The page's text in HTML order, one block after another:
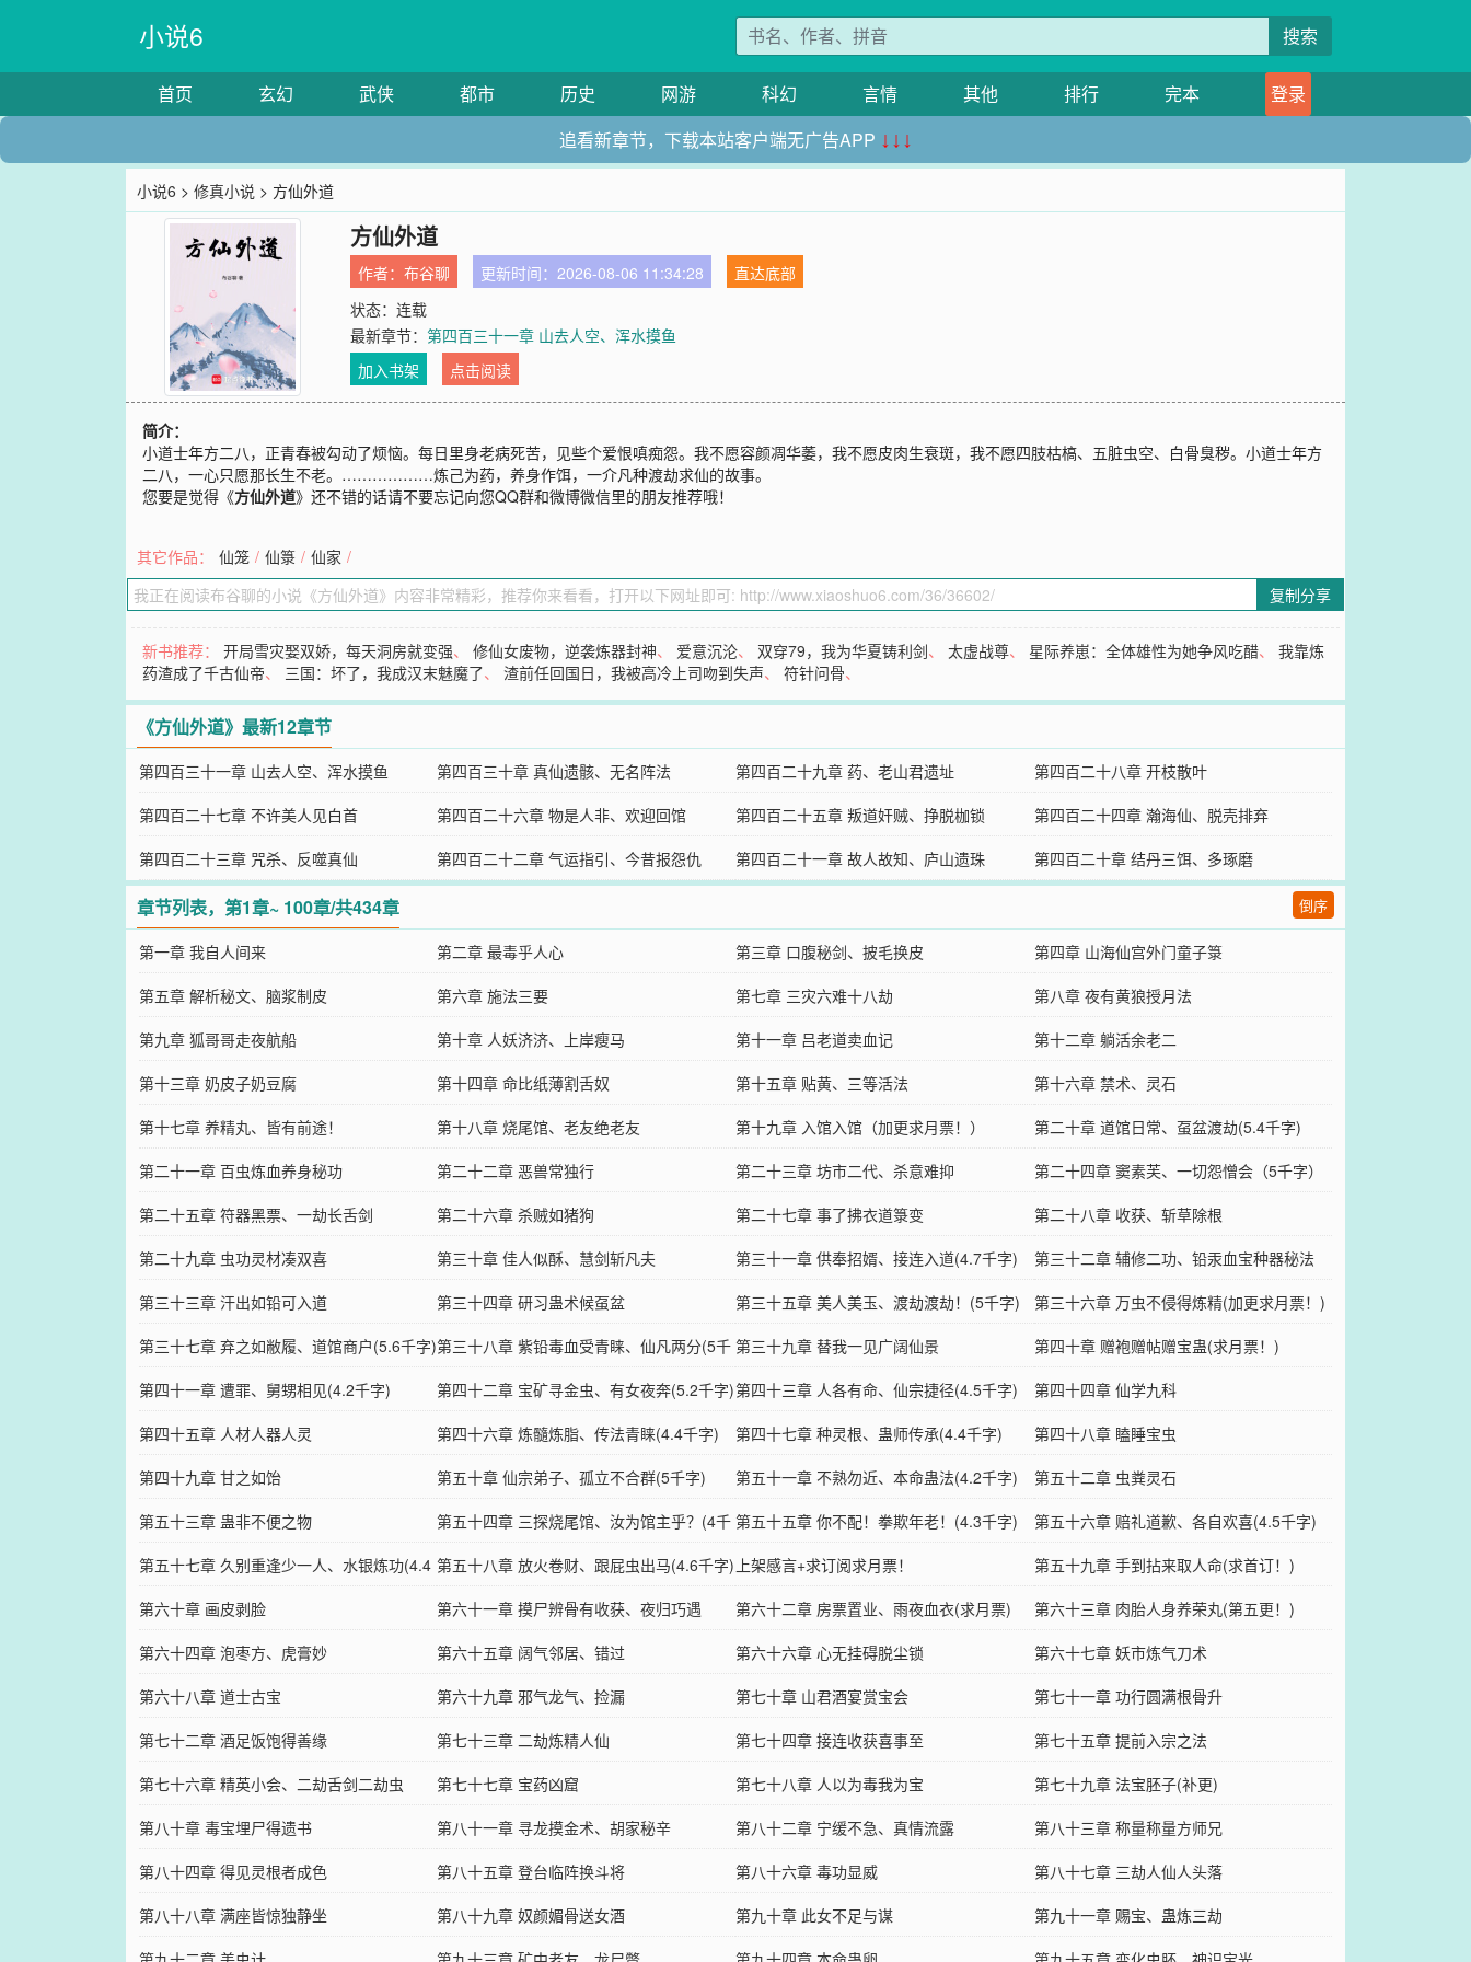
小说6 搜索
首页 玄幻 武侠 都市 历史 网游 科幻 言情 其他 排行 完本
登录
追看新章节，下载本站客户端无广告APP ↓↓↓
小说6 >修真小说 > 方仙外道
方仙外道
作者：布谷聊 更新时间：2026-08-06 11:34:28
直达底部
状态：连载
最新章节：第四百三十一章 山去人空、浑水摸鱼
加入书架
点击阅读
简介：
小道士年方二八，正青春被勾动了烦恼。每日里身老病死苦，见些个爱恨嗔痴怨。我不愿容颜凋华萎，我不愿皮肉生衰斑，我不愿四肢枯槁、五脏虫空、白骨臭秽。小道士年方
二八，一心只愿那长生不老。………………炼己为药，养身作饵，一介凡种渡劫求仙的故事。
您要是觉得《方仙外道》还不错的话请不要忘记向您QQ群和微博微信里的朋友推荐哦！
其它作品： 仙笼 / 仙箓 / 仙家 /
复制分享
新书推荐：开局雪灾娶双娇，每天洞房就变强、修仙女废物，逆袭炼器封神、 爱意沉沦、 双穿79，我为华夏铸利剑、太虚战尊、 星际养崽：全体雄性为她争风吃醋、我靠炼
药渣成了千古仙帝、 三国：坏了，我成汉末魅魔了、渣前任回国日，我被高冷上司吻到失声、符针问骨、
《方仙外道》最新12章节
第四百三十一章 山去人空、浑水摸鱼 第四百三十章 真仙遗骸、无名阵法 第四百二十九章 药、老山君遗址
第四百二十八章 开枝散叶
第四百二十七章 不许美人见白首
第四百二十六章 物是人非、欢迎回馆 第四百二十五章 叛道奸贼、挣脱枷锁
第四百二十四章 瀚海仙、脱壳排弃
第四百二十三章 咒杀、反噬真仙
第四百二十二章 气运指引、今昔报怨仇 第四百二十一章 故人故知、庐山遗珠 第四百二十章 结丹三饵、多琢磨
章节列表，第1章~ 100章/共434章 倒序
第一章 我自人间来 第二章 最毒乎人心 第三章 口腹秘剑、披毛换皮
第四章 山海仙宫外门童子箓
第五章 解析秘文、脑浆制皮
第六章 施法三要 第七章 三灾六难十八劫
第八章 夜有黄狼授月法
第九章 狐哥哥走夜航船
第十章 人妖济济、上岸瘦马 第十一章 吕老道卖血记
第十二章 躺活余老二
第十三章 奶皮子奶豆腐
第十四章 命比纸薄割舌奴 第十五章 贴黄、三等活法
第十六章 禁术、灵石
第十七章 养精丸、皆有前途！
第十八章 烧尾馆、老友绝老友 第十九章 入馆入馆（加更求月票！）
第二十章 道馆日常、虿盆渡劫(5.4千字)
第二十一章 百虫炼血养身秘功
第二十二章 恶兽常独行 第二十三章 坊市二代、杀意难抑
第二十四章 窦素芙、一切怨憎会（5千字）
第二十五章 符器黑票、一劫长舌剑
第二十六章 杀贼如猪狗 第二十七章 事了拂衣道箓变
第二十八章 收获、斩草除根
第二十九章 虫功灵材凑双喜
第三十章 佳人似酥、慧剑斩凡夫 第三十一章 供奉招婿、接连入道(4.7千字)
第三十二章 辅修二功、铅汞血宝种器秘法
(5.2千字)
第三十三章 汗出如铅可入道 第三十四章 研习蛊术候虿盆 第三十五章 美人美玉、渡劫渡劫！(5千字)
第三十六章 万虫不侵得炼精(加更求月票！)
第三十七章 弃之如敝履、道馆商户(5.6千字)第三十八章 紫铅毒血受青睐、仙凡两分(5千
字)
第三十九章 替我一见广阔仙景
第四十章 赠袍赠帖赠宝蛊(求月票！)
第四十一章 遭罪、舅甥相见(4.2千字)
第四十二章 宝矿寻金虫、有女夜奔(5.2千字)第四十三章 人各有命、仙宗捷径(4.5千字)
第四十四章 仙学九科
第四十五章 人材人器人灵
第四十六章 炼髓炼脂、传法青睐(4.4千字) 第四十七章 种灵根、蛊师传承(4.4千字)
第四十八章 瞌睡宝虫
第四十九章 甘之如饴
第五十章 仙宗弟子、孤立不合群(5千字) 第五十一章 不熟勿近、本命蛊法(4.2千字)
第五十二章 虫粪灵石
第五十三章 蛊非不便之物
第五十四章 三探烧尾馆、汝为馆主乎？(4千
字)
第五十五章 你不配！拳欺年老！(4.3千字)
第五十六章 赔礼道歉、各自欢喜(4.5千字)
第五十七章 久别重逢少一人、水银炼功(4.4
千字)
第五十八章 放火卷财、跟屁虫出马(4.6千字) 上架感言+求订阅求月票！
第五十九章 手到拈来取人命(求首订！)
第六十章 画皮剥脸
第六十一章 摸尸辨骨有收获、夜归巧遇 第六十二章 房票置业、雨夜血衣(求月票)
第六十三章 肉胎人身养荣丸(第五更！)
第六十四章 泡枣方、虎膏妙
第六十五章 阔气邻居、错过 第六十六章 心无挂碍脱尘锁
第六十七章 妖市炼气刀术
第六十八章 道士古宝
第六十九章 邪气龙气、捡漏 第七十章 山君酒宴赏宝会
第七十一章 功行圆满根骨升
第七十二章 酒足饭饱得善缘
第七十三章 二劫炼精人仙 第七十四章 接连收获喜事至
第七十五章 提前入宗之法
第七十六章 精英小会、二劫舌剑二劫虫
第七十七章 宝药凶窟 第七十八章 人以为毒我为宝
第七十九章 法宝胚子(补更)
第八十章 毒宝埋尸得遗书
第八十一章 寻龙摸金术、胡家秘辛 第八十二章 宁缓不急、真情流露
第八十三章 称量称量方师兄
第八十四章 得见灵根者成色
第八十五章 登台临阵换斗将 第八十六章 毒功显威
第八十七章 三劫人仙人头落
第八十八章 满座皆惊独静坐
第八十九章 奴颜媚骨送女酒 第九十章 此女不足与谋
第九十一章 赐宝、蛊炼三劫